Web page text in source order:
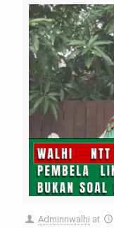
Adminnwalhi at